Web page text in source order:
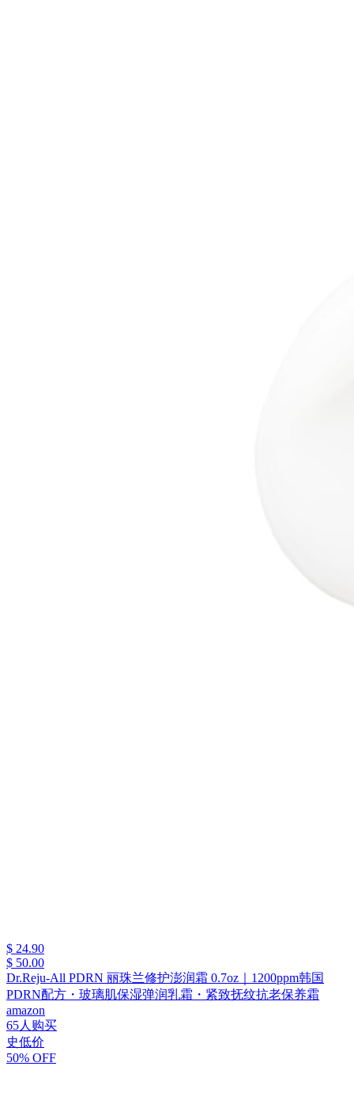
$ 24.90
$ 50.00
Dr.Reju-All PDRN 丽珠兰修护澎润霜 0.7oz｜1200ppm韩国
PDRN配方・玻璃肌保湿弹润乳霜・紧致抚纹抗老保养霜
amazon
65人购买
史低价
50% OFF